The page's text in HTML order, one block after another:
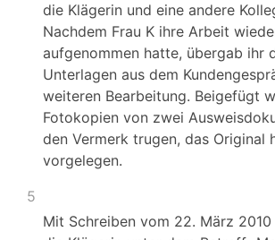
die Klägerin und eine andere
Nachdem Frau K ihre Arbeit
aufgenommen hatte, übergab ihr
Unterlagen aus dem
weiteren Bearbeitung. Beigefügt
Fotokopien von zwei
den Vermerk trugen, das Original
vorgelegen.
5
Mit Schreiben vom 22. März